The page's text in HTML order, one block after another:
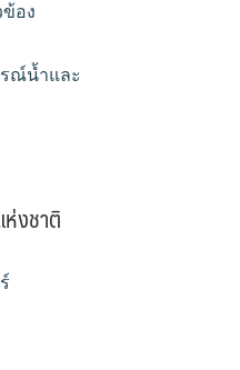
อง
ณ์น้ำและ
งชาติ